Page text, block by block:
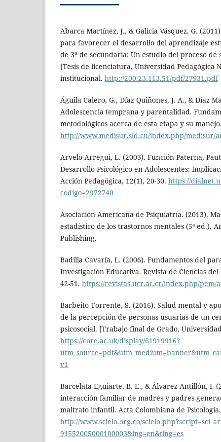
Abarca Martínez, J., & Galicia Vásquez, G.
para favorecer el desarrollo del aprendizaje
de 3º de secundaria: Un estudio del proceso
[Tesis de licenciatura, Universidad Pedagógica
institucional. http://200.23.113.51/pdf/27931.pdf
Águila Calero, G., Díaz Quiñones, J. A., & Díaz
Adolescencia temprana y parentalidad.
metodológicos acerca de esta etapa y su
http://www.medisur.sld.cu/index.php/medisur/
Arvelo Arregui, L. (2003). Función Paterna,
Desarrollo Psicológico en Adolescentes:
Acción Pedagógica, 12(1), 20-30. https://
codigo=2972740
Asociación Americana de Psiquiatría. (2013).
estadístico de los trastornos mentales (5ª ed.).
Publishing.
Badilla Cavaría, L. (2006). Fundamentos del
Investigación Educativa. Revista de Ciencias
42-51. https://revistas.ucr.ac.cr/index.php/pem/
Barbeito Torrente, S. (2016). Salud mental y
de la percepción de personas usuarias de un
psicosocial. [Trabajo final de Grado,
https://core.ac.uk/display/61919916?
v1
Barcelata Eguiarte, B. E., & Álvarez Antillón, I.
interacción familiar de madres y padres
maltrato infantil. Acta Colombiana de
http://www.scielo.org.co/
91552005000100003&lng=en&tlng=es